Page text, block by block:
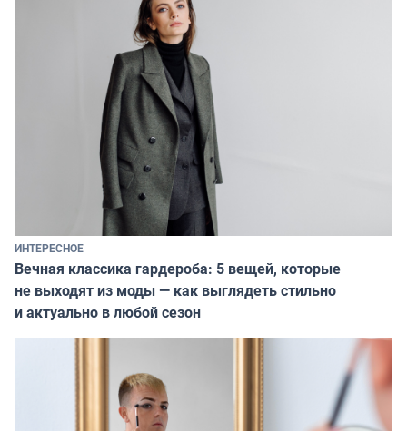
ИНТЕРЕСНОЕ
Вечная классика гардероба: 5 вещей, которые
не выходят из моды — как выглядеть стильно
и актуально в любой сезон